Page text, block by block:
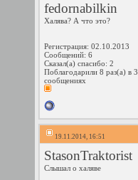
fedornabilkin
Халява? А что это?
Регистрация: 02.10.2013
Сообщений: 6
Сказал(а) спасибо: 2
Поблагодарили 8 раз(а) в 3
сообщениях
19.11.2014, 16:51
StasonTraktorist
Слышал о халяве